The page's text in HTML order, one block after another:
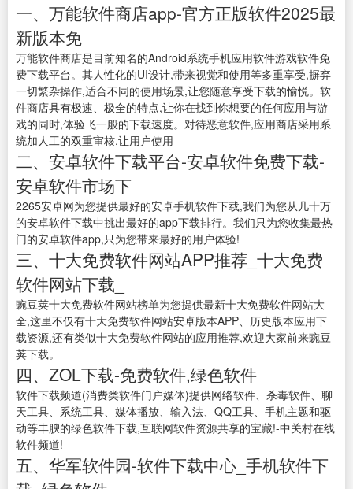
一、万能软件商店app-官方正版软件2025最
新版本免
万能软件商店是目前知名的Android系统手机应用软件游戏软件免
费下载平台。其人性化的UI设计,带来视觉和使用等多重享受,摒弃
一切繁杂操作,适合不同的使用场景,让您随意享受下载的愉悦。软
件商店具有极速、极全的特点,让你在找到你想要的任何应用与游
戏的同时,体验飞一般的下载速度。对待恶意软件,应用商店采用系
统加人工的双重审核,让用户使用
二、安卓软件下载平台-安卓软件免费下载-
安卓软件市场下
2265安卓网为您提供最好的安卓手机软件下载,我们为您从几十万
的安卓软件下载中挑出最好的app下载排行。我们只为您收集最热
门的安卓软件app,只为您带来最好的用户体验!
三、十大免费软件网站APP推荐_十大免费
软件网站下载_
豌豆荚十大免费软件网站榜单为您提供最新十大免费软件网站大
全,这里不仅有十大免费软件网站安卓版本APP、历史版本应用下
载资源,还有类似十大免费软件网站的应用推荐,欢迎大家前来豌豆
荚下载。
四、ZOL下载-免费软件,绿色软件
软件下载频道(消费类软件门户媒体)提供网络软件、杀毒软件、聊
天工具、系统工具、媒体播放、输入法、QQ工具、手机主题和驱
动等丰腴的绿色软件下载,互联网软件资源共享的宝藏!-中关村在线
软件频道!
五、华军软件园-软件下载中心_手机软件下